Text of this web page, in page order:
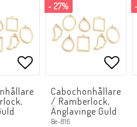
Lägg till i
- 27%
Lägg
Cabochonhållare
/ Ramberlock,
Änglavinge Guld
Be-816